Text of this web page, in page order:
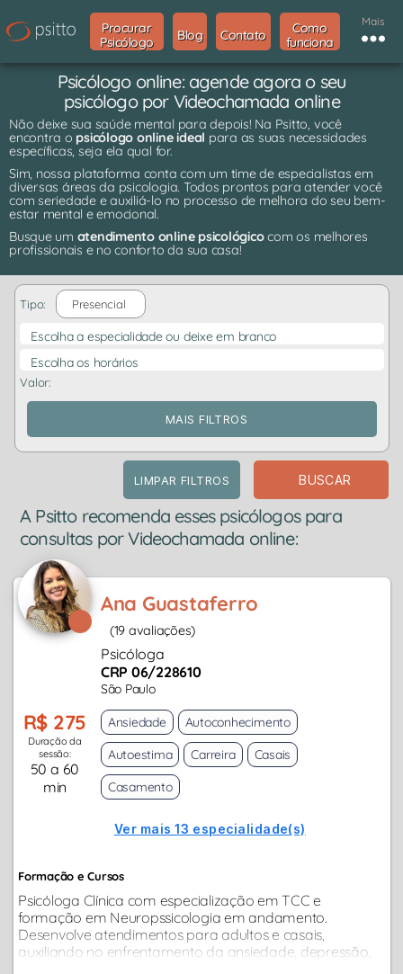
Procurar
Psicólogo
Blog Contato
Como
funciona
Mais
Psicólogo online: agende agora o seu
psicólogo por Videochamada online
Não deixe sua saúde mental para depois! Na Psitto, você
encontra o psicólogo online ideal para as suas necessidades
específicas, seja ela qual for.
Sim, nossa plataforma conta com um time de especialistas em
diversas áreas da psicologia. Todos prontos para atender você
com seriedade e auxiliá-lo no processo de melhora do seu bem-
estar mental e emocional.
Busque um atendimento online psicológicocom os melhores
profissionais e no conforto da sua casa!
Tipo: Presencial
Escolha a especialidade ou deixe em branco
Escolha os horários
Valor:
MAIS FILTROS
LIMPAR FILTROS BUSCAR
A Psitto recomenda esses psicólogos para
consultas por Videochamada online:
Ana Guastaferro
(19 avaliações)
Psicóloga
CRP 06/228610
São Paulo
R$ 275
Duração da
sessão:
50 a 60
min
Ansiedade
Autoconhecimento
Autoestima
Carreira
Casais
Casamento
Ver mais 13 especialidade(s)
Formação e Cursos
Psicóloga Clínica com especialização em TCC e
formação em Neuropssicologia em andamento.
Desenvolve atendimentos para adultos e casais,
auxiliando no enfrentamento da ansiedade, depressão,